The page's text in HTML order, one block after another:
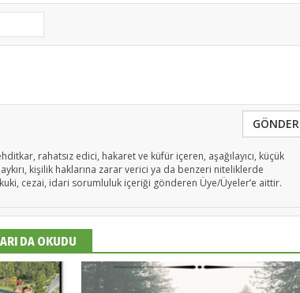
GÖNDER
rahatsız edici, hakaret ve küfür içeren, aşağılayıcı, küçük
kişilik haklarına zarar verici ya da benzeri niteliklerde
cezai, idari sorumluluk içeriği gönderen Üye/Üyeler’e aittir.
DA OKUDU